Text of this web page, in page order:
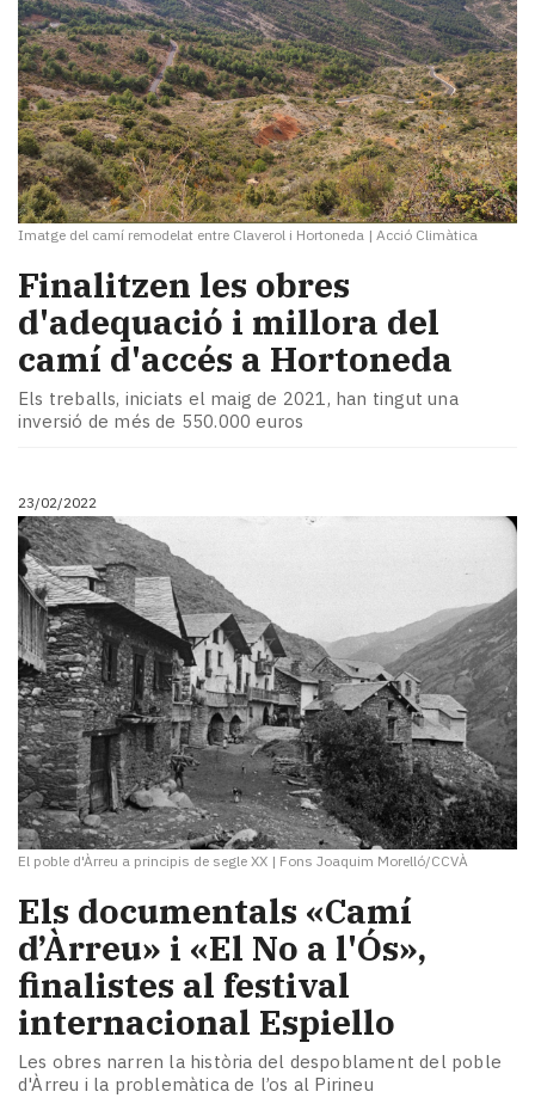
Imatge del camí remodelat entre Claverol i Hortoneda | Acció Climàtica
Finalitzen les obres
d'adequació i millora del
camí d'accés a Hortoneda
Els treballs, iniciats el maig de 2021, han tingut una
inversió de més de 550.000 euros
23/02/2022
El poble d'Àrreu a principis de segle XX | Fons Joaquim Morelló/CCVÀ
Els documentals «Camí
d’Àrreu» i «El No a l'Ós»,
finalistes al festival
internacional Espiello
Les obres narren la història del despoblament del poble
d'Àrreu i la problemàtica de l’os al Pirineu